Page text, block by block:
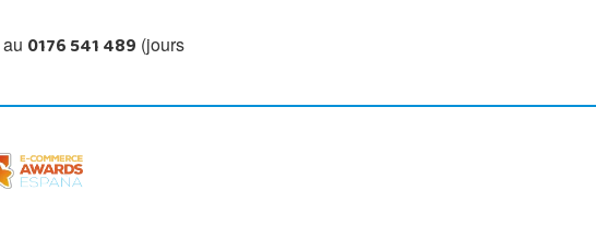
au 0176 541 489 (jours